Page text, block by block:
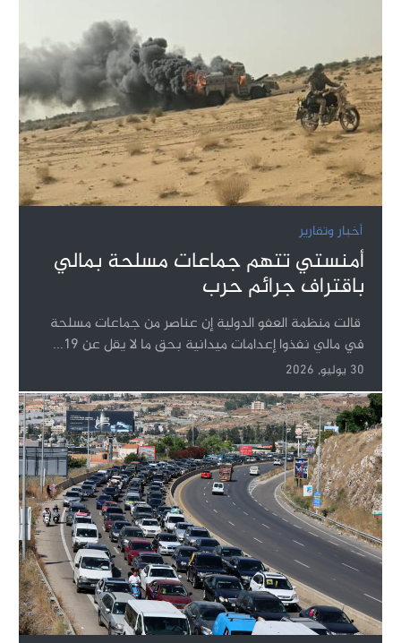
أخبار وتقارير
أمنستي تتهم جماعات مسلحة بمالي
باقتراف جرائم حرب
قالت منظمة العفو الدولية إن عناصر من جماعات مسلحة
في مالي نفذوا إعدامات ميدانية بحق ما لا يقل عن 19...
30 يوليو, 2026